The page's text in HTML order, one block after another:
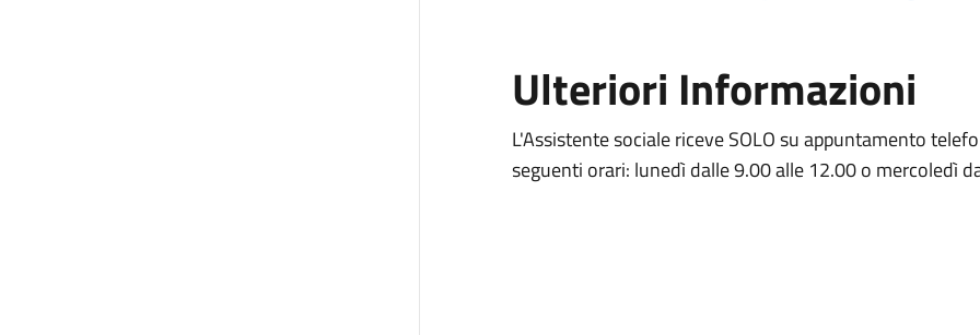
Ulteriori Informazioni
L'Assistente sociale riceve SOLO su appuntamento
seguenti orari: lunedì dalle 9.00 alle 12.00 o mercoledì